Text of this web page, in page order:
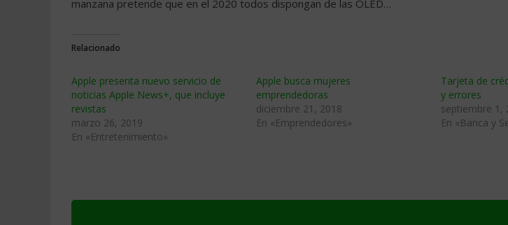
manzana pretende que en el 2020 todos dispongan de las OLED…
Relacionado
Apple presenta nuevo servicio de
noticias Apple News+, que incluye
revistas
marzo 26, 2019
En «Entretenimiento»
Apple busca mujeres
emprendedoras
diciembre 21, 2018
En «Emprendedores»
Tarjeta de
y errores
septiembre 1,
En «Banca y